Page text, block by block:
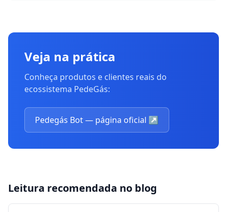
Veja na prática
Conheça produtos e clientes reais do
ecossistema PedeGás:
Pedegás Bot — página oficial ↗
Leitura recomendada no blog